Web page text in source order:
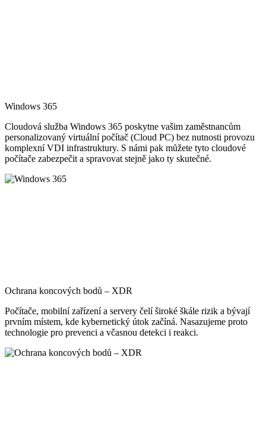
Windows 365
Cloudová služba Windows 365 poskytne vašim zaměstnancům
personalizovaný virtuální počítač (Cloud PC) bez nutnosti provozu
komplexní VDI infrastruktury. S námi pak můžete tyto cloudové
počítače zabezpečit a spravovat stejně jako ty skutečné.
Ochrana koncových bodů – XDR
Počítače, mobilní zařízení a servery čelí široké škále rizik a bývají
prvním místem, kde kybernetický útok začíná. Nasazujeme proto
technologie pro prevenci a včasnou detekci i reakci.